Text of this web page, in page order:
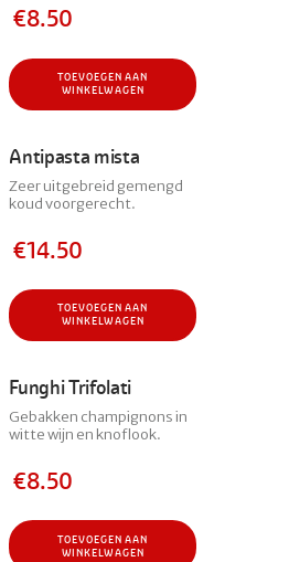
€8.50
TOEVOEGEN AAN
WINKELWAGEN
Antipasta mista
Zeer uitgebreid gemengd
koud voorgerecht.
€14.50
TOEVOEGEN AAN
WINKELWAGEN
Funghi Trifolati
Gebakken champignons in
witte wijn en knoflook.
€8.50
TOEVOEGEN AAN
WINKELWAGEN